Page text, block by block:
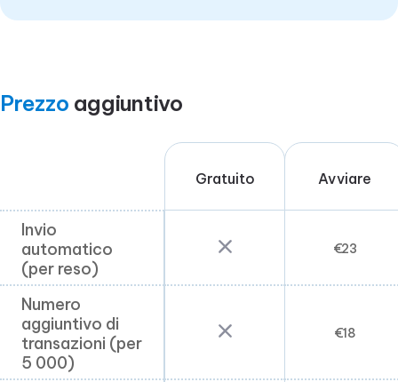
Prezzo aggiuntivo
Invio
automatico
(per reso)
Numero
aggiuntivo di
transazioni (per
5 000)
Gratuito Avviare
Invio
automatico
(per reso)
€23
Numero
aggiuntivo di
transazioni (per
5 000)
€18